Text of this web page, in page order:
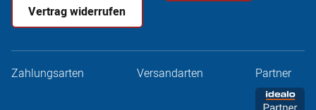
Vertrag widerrufen
Zahlungsarten Versandarten Partner